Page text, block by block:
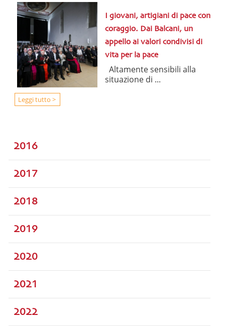
I giovani, artigiani di pace con
coraggio. Dai Balcani, un
appello ai valori condivisi di
vita per la pace
Altamente sensibili alla
situazione di ...
Leggi tutto >
2016
2017
2018
2019
2020
2021
2022